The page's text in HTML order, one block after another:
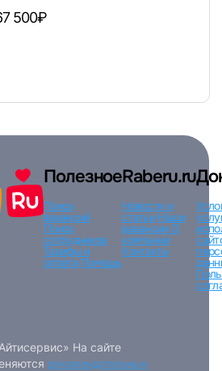
Регистрация Забыли
500₽
Полезное
Поиск
вакансий
Поиск
сотрудников
Тарифы и
оплата Помощь
Raberu.ru
Новости и
статьи Наши
вакансииО
компании
Контакты
На сайте
рекомендательные